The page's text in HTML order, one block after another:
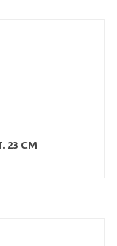
23 CM